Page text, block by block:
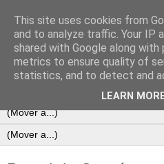
This site uses cookies from
and to analyze traffic. Your IP
shared with Google along
metrics to ensure quality of
statistics, and to detect and
LEARN